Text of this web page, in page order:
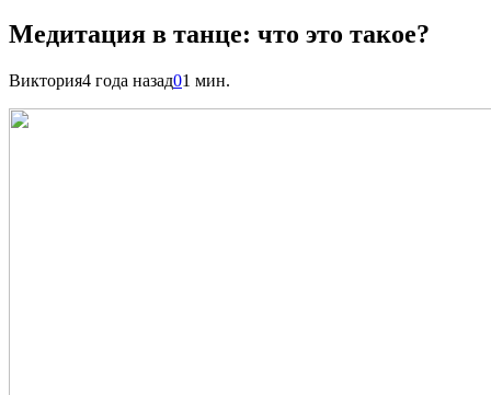
Медитация в танце: что это такое?
Виктория4 года назад01 мин.